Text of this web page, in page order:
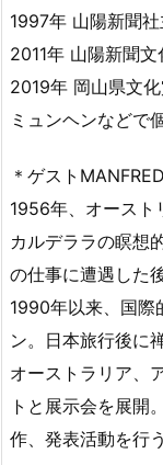
1997年 山陽新聞
2011年 山陽新聞
2019年 岡山県文
ミュンヘンなどで
＊ゲスト
1956年、オースト
カルデララの瞑想
の仕事に遭遇した
1990年以来、国際
ン。日本旅行後に
オーストラリア、
トと展示会を展開
作、発表活動を行う